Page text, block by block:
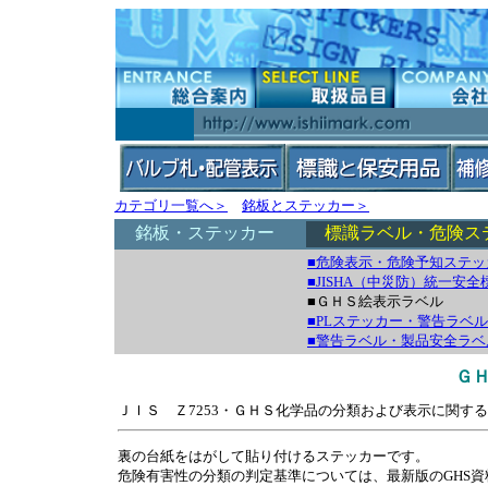
カテゴリ一覧へ＞ 銘板とステッカー＞
銘板・ステッカー 標識ラベル・危険ス
■危険表示・危険予知ステ
■JISHA（中災防）統一安
■ＧＨＳ絵表示ラベル
■PLステッカー・警告ラベル
■警告ラベル・製品安全ラ
Ｇ
ＪＩＳ Ｚ7253・ＧＨＳ化学品の分類および表示に関す
裏の台紙をはがして貼り付けるステッカーです。
危険有害性の分類の判定基準については、最新版のGHS